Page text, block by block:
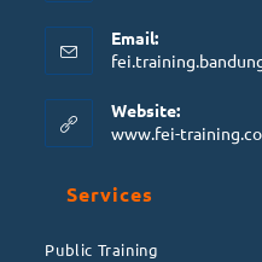
Email:
Website:
www.fei-
Services
Public Training